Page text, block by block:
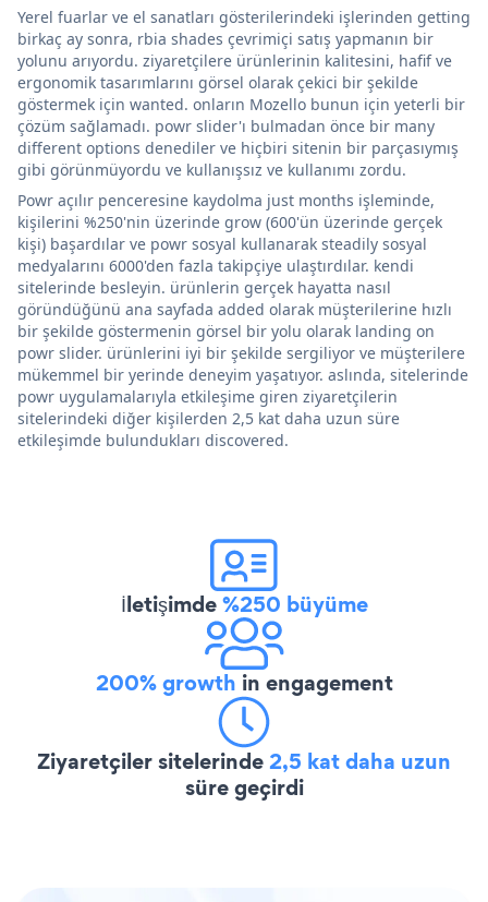
Yerel fuarlar ve el sanatları gösterilerindeki işlerinden getting
birkaç ay sonra, rbia shades çevrimiçi satış yapmanın bir
yolunu arıyordu. ziyaretçilere ürünlerinin kalitesini, hafif ve
ergonomik tasarımlarını görsel olarak çekici bir şekilde
göstermek için wanted. onların Mozello bunun için yeterli bir
çözüm sağlamadı. powr slider'ı bulmadan önce bir many
different options denediler ve hiçbiri sitenin bir parçasıymış
gibi görünmüyordu ve kullanışsız ve kullanımı zordu.
Powr açılır penceresine kaydolma just months işleminde,
kişilerini %250'nin üzerinde grow (600'ün üzerinde gerçek
kişi) başardılar ve powr sosyal kullanarak steadily sosyal
medyalarını 6000'den fazla takipçiye ulaştırdılar. kendi
sitelerinde besleyin. ürünlerin gerçek hayatta nasıl
göründüğünü ana sayfada added olarak müşterilerine hızlı
bir şekilde göstermenin görsel bir yolu olarak landing on
powr slider. ürünlerini iyi bir şekilde sergiliyor ve müşterilere
mükemmel bir yerinde deneyim yaşatıyor. aslında, sitelerinde
powr uygulamalarıyla etkileşime giren ziyaretçilerin
sitelerindeki diğer kişilerden 2,5 kat daha uzun süre
etkileşimde bulundukları discovered.
İletişimde%250 büyüme
200% growth in engagement
Ziyaretçiler sitelerinde2,5 kat daha uzun
süre geçirdi